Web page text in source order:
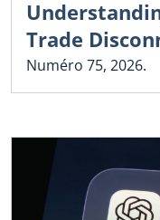
Trade
Numéro 75, 2026.